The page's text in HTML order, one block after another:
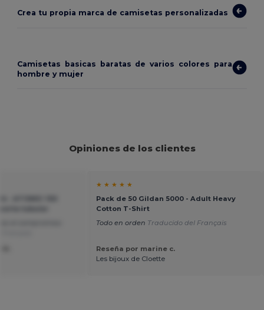
Crea tu propia marca de camisetas personalizadas
Camisetas basicas baratas de varios colores para
hombre y mujer
Opiniones de los clientes
★ ★ ★ ★ ★
Pack de 50 Gildan 5000 - Adult Heavy
Cotton T-Shirt
Todo en orden Traducido del Français
Reseña por marine c.
Les bijoux de Cloette